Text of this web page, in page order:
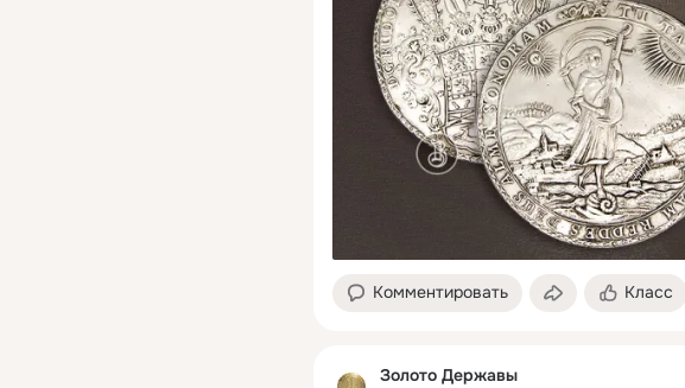
Комментировать Класс
Золото Державы